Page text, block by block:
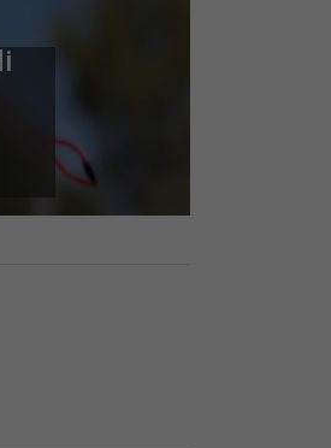
Skip Ad ❯